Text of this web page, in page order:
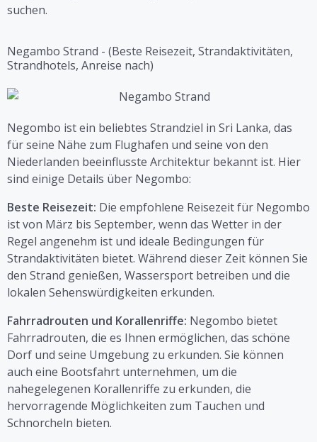
suchen.
Negambo Strand - (Beste Reisezeit, Strandaktivitäten,
Strandhotels, Anreise nach)
Negombo ist ein beliebtes Strandziel in Sri Lanka, das
für seine Nähe zum Flughafen und seine von den
Niederlanden beeinflusste Architektur bekannt ist. Hier
sind einige Details über Negombo:
Beste Reisezeit: Die empfohlene Reisezeit für Negombo
ist von März bis September, wenn das Wetter in der
Regel angenehm ist und ideale Bedingungen für
Strandaktivitäten bietet. Während dieser Zeit können Sie
den Strand genießen, Wassersport betreiben und die
lokalen Sehenswürdigkeiten erkunden.
Fahrradrouten und Korallenriffe: Negombo bietet
Fahrradrouten, die es Ihnen ermöglichen, das schöne
Dorf und seine Umgebung zu erkunden. Sie können
auch eine Bootsfahrt unternehmen, um die
nahegelegenen Korallenriffe zu erkunden, die
hervorragende Möglichkeiten zum Tauchen und
Schnorcheln bieten.